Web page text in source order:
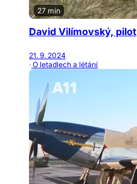
27 min
David Vilímovský, pilot
21. 9. 2024
· O letadlech a létání